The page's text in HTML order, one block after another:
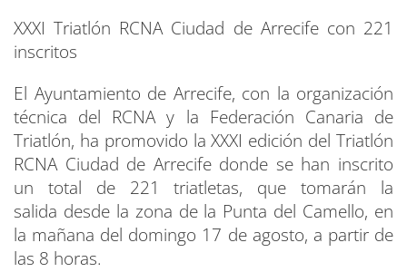
XXXI Triatlón RCNA Ciudad de Arrecife con 221
inscritos
El Ayuntamiento de Arrecife, con la organización
técnica del RCNA y la Federación Canaria de
Triatlón, ha promovido la XXXI edición del Triatlón
RCNA Ciudad de Arrecife donde se han inscrito
un total de 221 triatletas, que tomarán la
salida desde la zona de la Punta del Camello, en
la mañana del domingo 17 de agosto, a partir de
las 8 horas.